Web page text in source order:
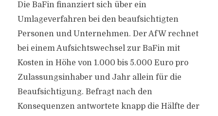
Die BaFin finanziert sich über ein
Umlageverfahren bei den beaufsichtigten
Personen und Unternehmen. Der AfW rechnet
bei einem Aufsichtswechsel zur BaFin mit
Kosten in Höhe von 1.000 bis 5.000 Euro pro
Zulassungsinhaber und Jahr allein für die
Beaufsichtigung. Befragt nach den
Konsequenzen antwortete knapp die Hälfte der